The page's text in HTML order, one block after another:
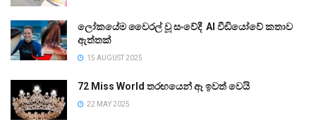
ලෝකයේම වෛරල් වූ සංවේදී AI වීඩියෝවේ කතාව
ඇත්තක්
15 AUGUST 2025
72 Miss World තරඟයෙන් ඈ ඉවත් වෙයි
22 MAY 2025